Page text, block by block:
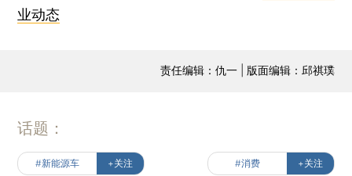
业动态
责任编辑：仇一 | 版面编辑：邱祺璞
话题：
#新能源车 +关注 #消费 +关注